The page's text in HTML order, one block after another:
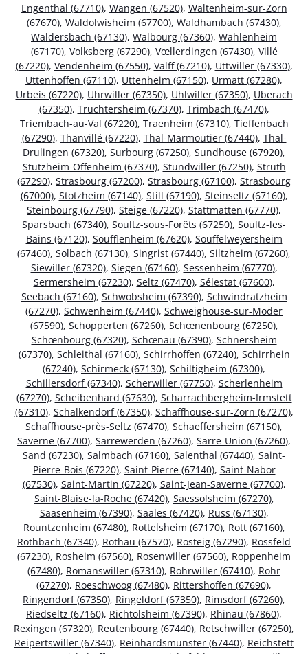
Engenthal (67710), Wangen (67520), Waltenheim-sur-Zorn
(67670), Waldolwisheim (67700), Waldhambach (67430),
Waldersbach (67130), Walbourg (67360), Wahlenheim
(67170), Volksberg (67290), Vœllerdingen (67430), Villé
(67220), Vendenheim (67550), Valff (67210), Uttwiller (67330),
Uttenhoffen (67110), Uttenheim (67150), Urmatt (67280),
Urbeis (67220), Uhrwiller (67350), Uhlwiller (67350), Uberach
(67350), Truchtersheim (67370), Trimbach (67470),
Triembach-au-Val (67220), Traenheim (67310), Tieffenbach
(67290), Thanvillé (67220), Thal-Marmoutier (67440), Thal-
Drulingen (67320), Surbourg (67250), Sundhouse (67920),
Stutzheim-Offenheim (67370), Stundwiller (67250), Struth
(67290), Strasbourg (67200), Strasbourg (67100), Strasbourg
(67000), Stotzheim (67140), Still (67190), Steinseltz (67160),
Steinbourg (67790), Steige (67220), Stattmatten (67770),
Sparsbach (67340), Soultz-sous-Forêts (67250), Soultz-les-
Bains (67120), Soufflenheim (67620), Souffelweyersheim
(67460), Solbach (67130), Singrist (67440), Siltzheim (67260),
Siewiller (67320), Siegen (67160), Sessenheim (67770),
Sermersheim (67230), Seltz (67470), Sélestat (67600),
Seebach (67160), Schwobsheim (67390), Schwindratzheim
(67270), Schwenheim (67440), Schweighouse-sur-Moder
(67590), Schopperten (67260), Schœnenbourg (67250),
Schœnbourg (67320), Schœnau (67390), Schnersheim
(67370), Schleithal (67160), Schirrhoffen (67240), Schirrhein
(67240), Schirmeck (67130), Schiltigheim (67300),
Schillersdorf (67340), Scherwiller (67750), Scherlenheim
(67270), Scheibenhard (67630), Scharrachbergheim-Irmstett
(67310), Schalkendorf (67350), Schaffhouse-sur-Zorn (67270),
Schaffhouse-près-Seltz (67470), Schaeffersheim (67150),
Saverne (67700), Sarrewerden (67260), Sarre-Union (67260),
Sand (67230), Salmbach (67160), Salenthal (67440), Saint-
Pierre-Bois (67220), Saint-Pierre (67140), Saint-Nabor
(67530), Saint-Martin (67220), Saint-Jean-Saverne (67700),
Saint-Blaise-la-Roche (67420), Saessolsheim (67270),
Saasenheim (67390), Saales (67420), Russ (67130),
Rountzenheim (67480), Rottelsheim (67170), Rott (67160),
Rothbach (67340), Rothau (67570), Rosteig (67290), Rossfeld
(67230), Rosheim (67560), Rosenwiller (67560), Roppenheim
(67480), Romanswiller (67310), Rohrwiller (67410), Rohr
(67270), Roeschwoog (67480), Rittershoffen (67690),
Ringendorf (67350), Ringeldorf (67350), Rimsdorf (67260),
Riedseltz (67160), Richtolsheim (67390), Rhinau (67860),
Rexingen (67320), Reutenbourg (67440), Retschwiller (67250),
Reipertswiller (67340), Reinhardsmunster (67440), Reichstett